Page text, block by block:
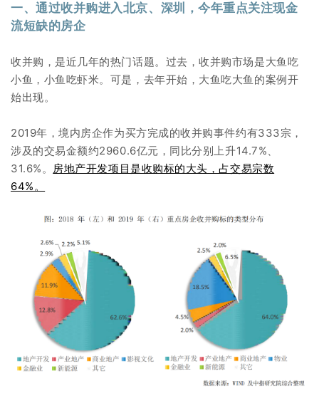
一、通过收并购进入北京、深圳，今年重点关注现金
流短缺的房企
收并购，是近几年的热门话题。过去，收并购市场是大鱼吃
小鱼，小鱼吃虾米。可是，去年开始，大鱼吃大鱼的案例开
始出现。
2019年，境内房企作为买方完成的收并购事件约有333宗，
涉及的交易金额约2960.6亿元，同比分别上升14.7%、
31.6%。 房地产开发项目是收购标的大头，占交易宗数
64%。